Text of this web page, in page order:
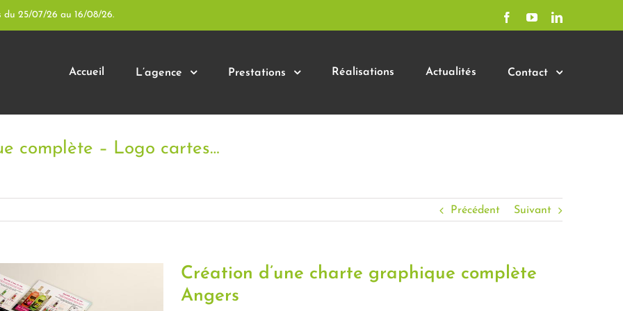
du 25/07/26 au 16/08/26. FacebookYouTubeLinkedIn
Accueil L’agence Prestations Réalisations Actualités Contact
complète – Logo cartes…
Précédent Suivant
Création d’une charte graphique complète
Angers